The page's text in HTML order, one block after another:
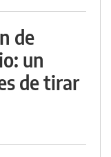
de
un
de tirar